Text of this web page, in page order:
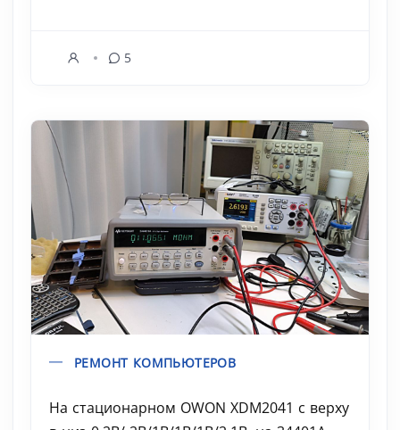
5
РЕМОНТ КОМПЬЮТЕРОВ
На стационарном OWON XDM2041 с верху